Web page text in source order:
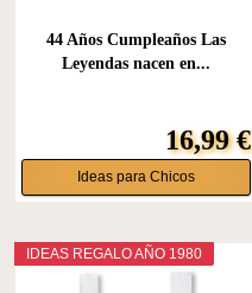
44 Años Cumpleaños Las
Leyendas nacen en...
16,99 €
Ideas para Chicos
IDEAS REGALO AÑO 1980